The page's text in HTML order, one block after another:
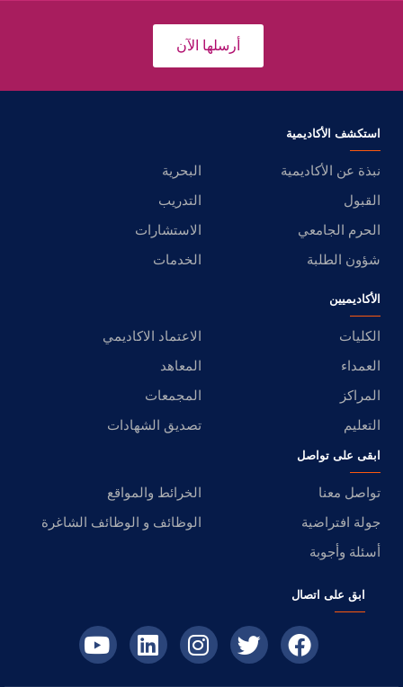
أرسلها الآن
استكشف الأكاديمية
نبذة عن الأكاديمية
البحرية
القبول
التدريب
الحرم الجامعي
الاستشارات
شؤون الطلبة
الخدمات
الأكاديميين
الكليات
الاعتماد الاكاديمي
العمداء
المعاهد
المراكز
المجمعات
التعليم
تصديق الشهادات
ابقى على تواصل
تواصل معنا
الخرائط والمواقع
جولة افتراضية
الوظائف و الوظائف الشاغرة
أسئلة وأجوبة
ابق على اتصال